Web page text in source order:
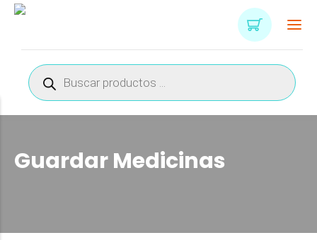
Búsqueda
de
productos
Guardar Medicinas